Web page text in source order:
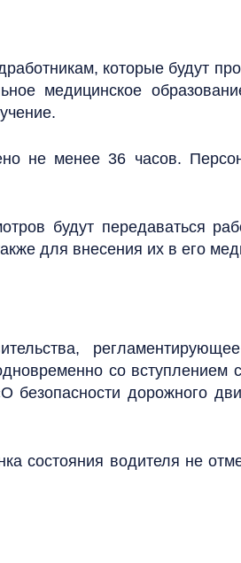
которые будут
медицинское
не менее 36 часов.
будут передаваться
для внесения их в его
со
дорожного
состояния водителя не